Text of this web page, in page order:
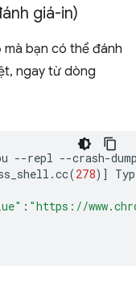
giá-in)
bạn có thể đánh
ngay từ dòng
--repl --crash-
(278)]
: "https://